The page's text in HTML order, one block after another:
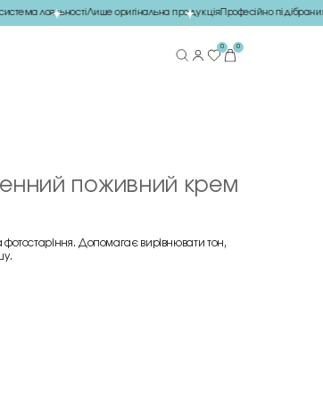
лояльностіЛише оригінальна продукціяПрофесійно підібраний
0 0
поживний крем
Допомагає вирівнювати тон,